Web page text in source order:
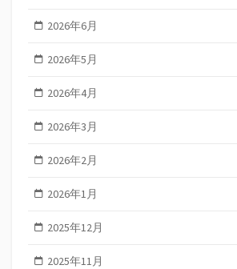
2026年6月
2026年5月
2026年4月
2026年3月
2026年2月
2026年1月
2025年12月
2025年11月